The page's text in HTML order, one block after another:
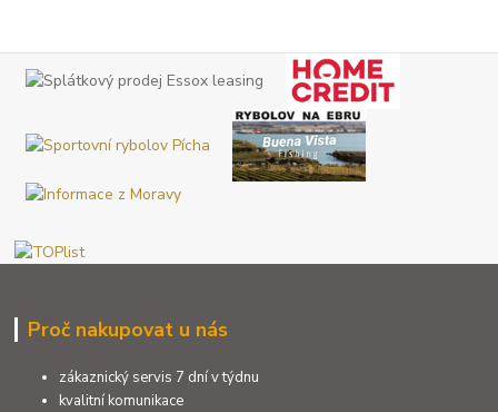
Proč nakupovat u nás
zákaznický servis 7 dní v týdnu
kvalitní komunikace